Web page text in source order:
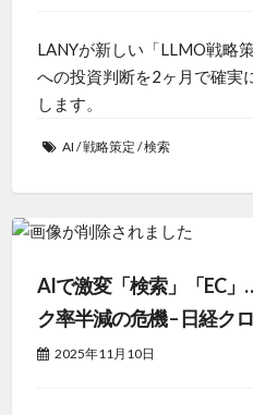
LANYが新しい「LLMO戦略
への投資判断を2ヶ月で確実
します。
AI /戦略策定 /検索
AIで激変「検索」「EC
ク率半減の危機 – 日経ク
2025年11月10日